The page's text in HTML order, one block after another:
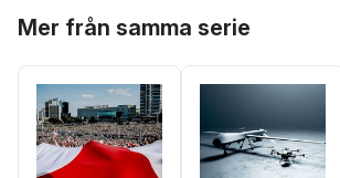
Mer från samma serie